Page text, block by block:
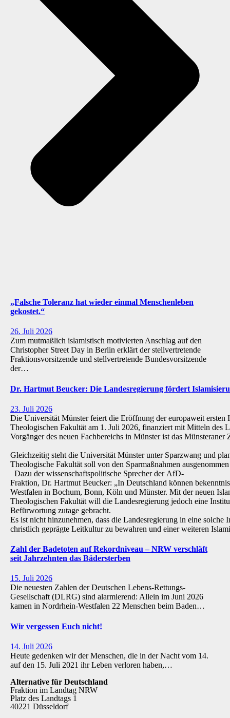
„Falsche Toleranz hat wieder einmal Menschenleben
gekostet.“
26. Juli 2026
Zum mutmaßlich islamistisch motivierten Anschlag auf den
Christopher Street Day in Berlin erklärt der stellvertretende
Fraktionsvorsitzende und stellvertretende Bundesvorsitzende
der…
Dr. Hartmut Beucker: Die Landesregierung fördert
23. Juli 2026
Die Universität Münster feiert die Eröffnung der europaweit ersten
Theologischen Fakultät am 1. Juli 2026, finanziert mit Mitteln des
Vorgänger des neuen Fachbereichs in Münster ist das
Gleichzeitig steht die Universität Münster unter Sparzwang und
Theologische Fakultät soll von den Sparmaßnahmen
Dazu der wissenschaftspolitische Sprecher der AfD-
Fraktion, Dr. Hartmut Beucker: „In Deutschland können
Westfalen in Bochum, Bonn, Köln und Münster. Mit der neuen
Theologischen Fakultät will die Landesregierung jedoch eine
Befürwortung zutage gebracht.
Es ist nicht hinzunehmen, dass die Landesregierung in eine
christlich geprägte Leitkultur zu bewahren und einer weiteren
Zahl der Badetoten auf Rekordniveau – NRW verschläft
seit Jahrzehnten das Bädersterben
15. Juli 2026
Die neuesten Zahlen der Deutschen Lebens-Rettungs-
Gesellschaft (DLRG) sind alarmierend: Allein im Juni 2026
kamen in Nordrhein-Westfalen 22 Menschen beim Baden…
Wir vergessen Euch nicht!
14. Juli 2026
Heute gedenken wir der Menschen, die in der Nacht vom 14.
auf den 15. Juli 2021 ihr Leben verloren haben,…
Alternative für Deutschland
Fraktion im Landtag NRW
Platz des Landtags 1
40221 Düsseldorf